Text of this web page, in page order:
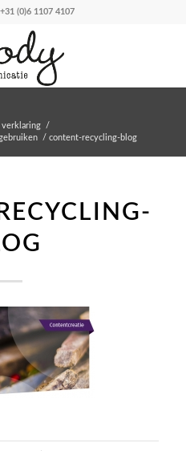
+31 (0)6 1107 4107
verklaring
/
/ content-recycling-blog